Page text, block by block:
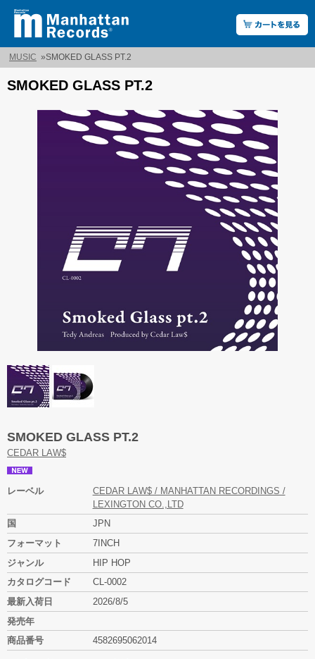
MUSIC »SMOKED GLASS PT.2
SMOKED GLASS PT.2
SMOKED GLASS PT.2
CEDAR LAW$
レーベル
CEDAR LAW$ / MANHATTAN RECORDINGS /
LEXINGTON CO.,LTD
国
JPN
フォーマット
7INCH
ジャンル
HIP HOP
カタログコード
CL-0002
最新入荷日
2026/8/5
発売年
商品番号
4582695062014